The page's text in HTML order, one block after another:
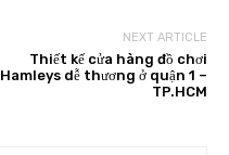
NEXT ARTICLE
Thiết kế cửa hàng đồ chơi
Hamleys dễ thương ở quận 1 –
TP.HCM